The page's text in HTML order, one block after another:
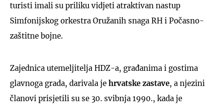
turisti imali su priliku vidjeti atraktivan nastup
Simfonijskog orkestra Oružanih snaga RH i Počasno-
zaštitne bojne.
Zajednica utemeljitelja HDZ-a, građanima i gostima
glavnoga grada, darivala je hrvatske zastave, a njezini
članovi prisjetili su se 30. svibnja 1990., kada je